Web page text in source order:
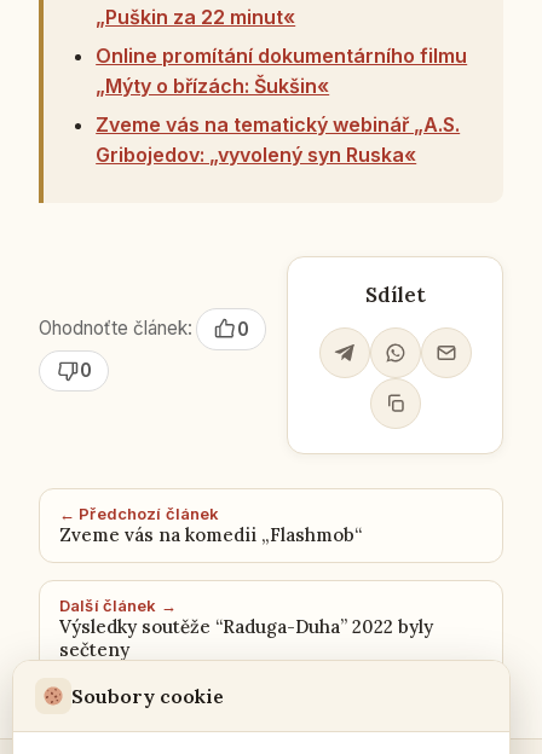
„Puškin za 22 minut«
Online promítání dokumentárního filmu
„Mýty o břízách: Šukšin«
Zveme vás na tematický webinář „A.S.
Gribojedov: „vyvolený syn Ruska«
Ohodnoťte článek:
0
0
Sdílet
← Předchozí článek
Zveme vás na komedii „Flashmob“
Další článek →
Výsledky soutěže “Raduga-Duha” 2022 byly
sečteny
Soubory cookie